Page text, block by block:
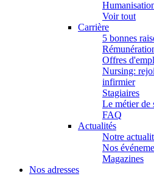
Voir tout
Carrière
5 bonnes
Offres
Nursing:
infirmier
Stagiaires
Le métier de
FAQ
Actualités
Notre
Nos
Magazines
Nos adresses